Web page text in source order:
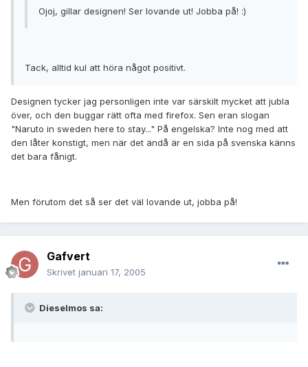
Ojoj, gillar designen! Ser lovande ut! Jobba på! :)
Tack, alltid kul att höra något positivt.
Designen tycker jag personligen inte var särskilt mycket att jubla
över, och den buggar rätt ofta med firefox. Sen eran slogan
"Naruto in sweden here to stay..." På engelska? Inte nog med att
den låter konstigt, men när det ändå är en sida på svenska känns
det bara fånigt.
Men förutom det så ser det väl lovande ut, jobba på!
Gafvert
Skrivet januari 17, 2005
Dieselmos sa: